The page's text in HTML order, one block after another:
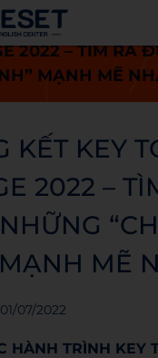
Tin tức
2022 – TÌM RA
MẠNH MẼ
KẾT KEY
2022 –
MẼ
01/07/2022
HÀNH TRÌNH KEY